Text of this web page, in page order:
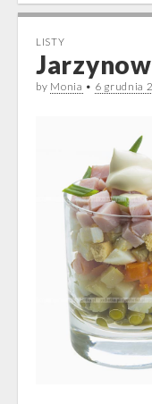
LISTY
by Monia • 6 grudnia